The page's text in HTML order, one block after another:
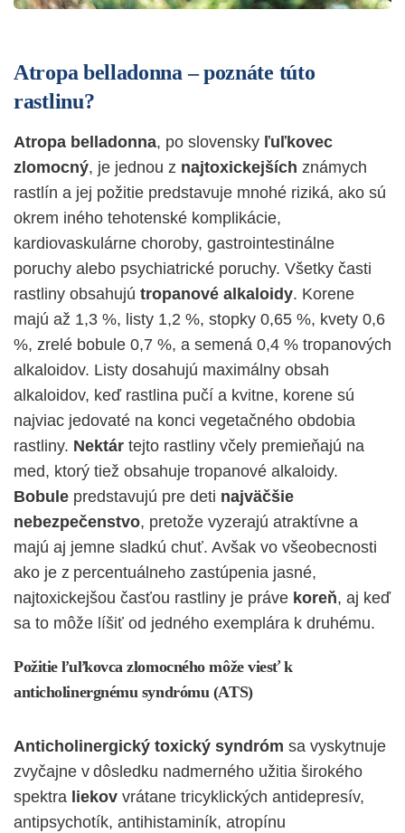
Atropa belladonna – poznáte túto
rastlinu?
Atropa belladonna, po slovensky ľuľkovec
zlomocný, je jednou z najtoxickejších známych
rastlín a jej požitie predstavuje mnohé riziká, ako sú
okrem iného tehotenské komplikácie,
kardiovaskulárne choroby, gastrointestinálne
poruchy alebo psychiatrické poruchy. Všetky časti
rastliny obsahujú tropanové alkaloidy. Korene
majú až 1,3 %, listy 1,2 %, stopky 0,65 %, kvety 0,6
%, zrelé bobule 0,7 %, a semená 0,4 % tropanových
alkaloidov. Listy dosahujú maximálny obsah
alkaloidov, keď rastlina pučí a kvitne, korene sú
najviac jedovaté na konci vegetačného obdobia
rastliny. Nektár tejto rastliny včely premieňajú na
med, ktorý tiež obsahuje tropanové alkaloidy.
Bobule predstavujú pre deti najväčšie
nebezpečenstvo, pretože vyzerajú atraktívne a
majú aj jemne sladkú chuť. Avšak vo všeobecnosti
ako je z percentuálneho zastúpenia jasné,
najtoxickejšou časťou rastliny je práve koreň, aj keď
sa to môže líšiť od jedného exemplára k druhému.
Požitie ľuľkovca zlomocného môže viesť k
anticholinergnému syndrómu (ATS)
Anticholinergický toxický syndróm sa vyskytnuje
zvyčajne v dôsledku nadmerného užitia širokého
spektra liekov vrátane tricyklických antidepresív,
antipsychotík, antihistaminík, atropínu